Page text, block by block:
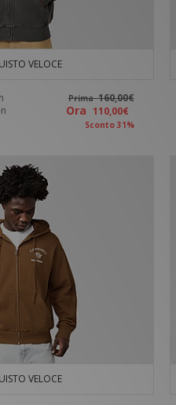
VELOCE
Prima160,00€
Ora 110,00€
Sconto 31%
VELOCE